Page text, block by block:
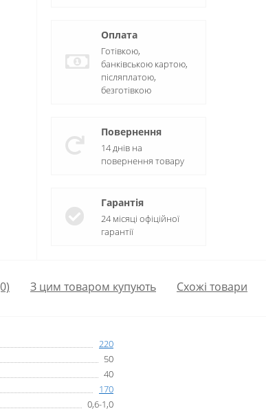
Оплата
Готівкою,
банківською картою,
післяплатою,
безготівкою
Повернення
14 днів на
повернення товару
Гарантія
24 місяці офіційної
гарантії
З цим товаром купують Схожі товари
220
50
40
170
0,6-1,0